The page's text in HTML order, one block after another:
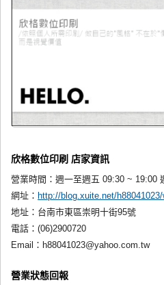
欣格數位印刷 店家資訊
營業時間： 週一至週五 09:30 ~ 19:00
網址： http://blog.xuite.net/
地址： 台南市東區崇明十街95號
電話： (06)2900720
Email： h88041023@yahoo.com.tw
營業狀態回報